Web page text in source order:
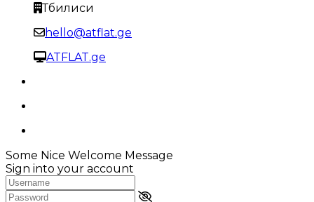
Тбилиси
hello@atflat.ge
ATFLAT.ge
Some Nice Welcome Message
Sign into your account